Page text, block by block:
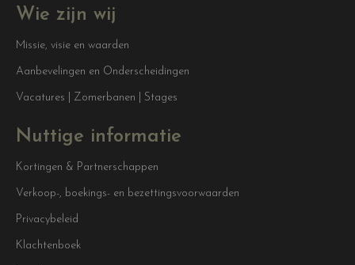
Wie zijn wij
Missie, visie en waarden
Aanbevelingen en Onderscheidingen
Vacatures | Zomerbanen | Stages
Nuttige informatie
Kortingen & Partnerschappen
Verkoop-, boekings- en bezettingsvoorwaarden
Privacybeleid
Klachtenboek